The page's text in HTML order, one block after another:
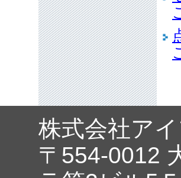
株式会社ア
〒554-0012